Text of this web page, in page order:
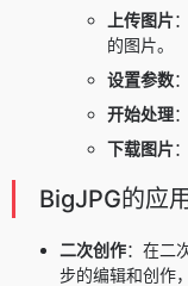
上传图片
的图片。
设置参数
开始处理
下载图片
BigJPG的应
二次创作：在二
步的编辑和创作